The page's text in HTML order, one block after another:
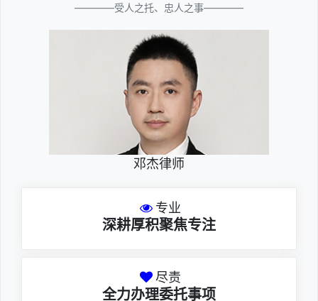
————受人之托、忠人之事————
邓杰律师
专业
深耕厚积聚焦专注
尽责
全力办理委托事项